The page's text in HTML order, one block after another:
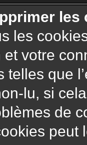
les
votre
telles que
lu, si
de
peut